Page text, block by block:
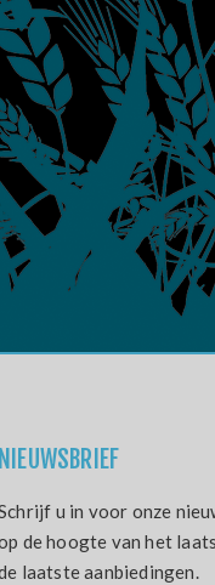
NIEUWSBRIEF
u in voor onze
de hoogte van het
laatste aanbiedingen.